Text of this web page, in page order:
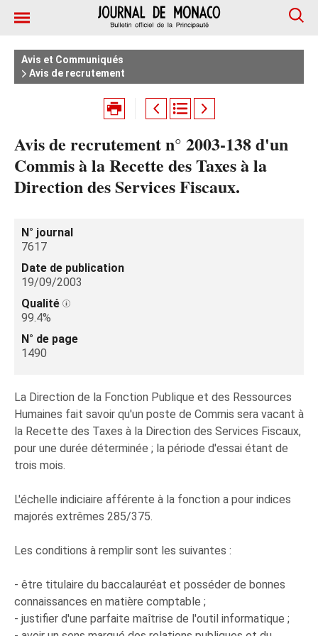
Avis et Communiqués
Avis de recrutement
Avis de recrutement n° 2003-138 d'un
Commis à la Recette des Taxes à la
Direction des Services Fiscaux.
N° journal
7617
Date de publication
19/09/2003
Qualité
99.4%
N° de page
1490
La Direction de la Fonction Publique et des Ressources
Humaines fait savoir qu'un poste de Commis sera vacant à
la Recette des Taxes à la Direction des Services Fiscaux,
pour une durée déterminée ; la période d'essai étant de
trois mois.
L'échelle indiciaire afférente à la fonction a pour indices
majorés extrêmes 285/375.
Les conditions à remplir sont les suivantes :
- être titulaire du baccalauréat et posséder de bonnes
connaissances en matière comptable ;
- justifier d'une parfaite maîtrise de l'outil informatique ;